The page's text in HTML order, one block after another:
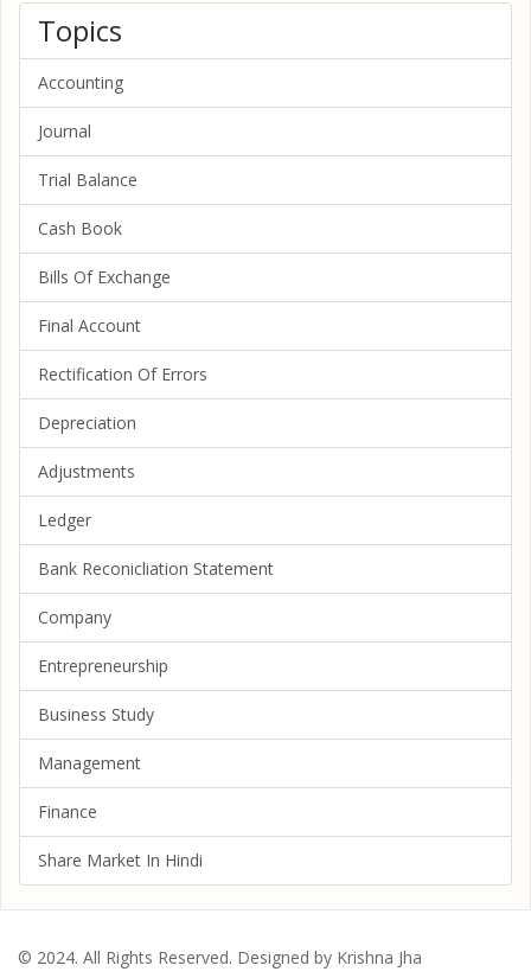
Topics
Accounting
Journal
Trial Balance
Cash Book
Bills Of Exchange
Final Account
Rectification Of Errors
Depreciation
Adjustments
Ledger
Bank Reconicliation Statement
Company
Entrepreneurship
Business Study
Management
Finance
Share Market In Hindi
© 2024. All Rights Reserved. Designed by Krishna Jha